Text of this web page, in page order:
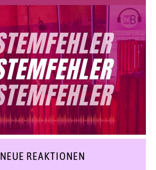
NEUE REAKTIONEN